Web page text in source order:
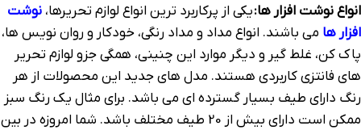
انواع نوشت افزار ها:یکی از پرکاربرد ترین انواع لوازم تحریر‌ها، نوشت
افزار ها می باشند. انواع مداد و مداد رنگی، خودکار و روان نویس ها،
پاک کن، غلط گیر و دیگر موارد این چنینی، همگی جزو لوازم تحریر
های فانتزی کاربردی هستند. مدل های جدید این محصولات از هر
رنگ دارای طیف بسیار گسترده ای می باشد. برای مثال یک رنگ سبز
ممکن است دارای بیش از 20 طیف مختلف باشد. شما امروزه در بین